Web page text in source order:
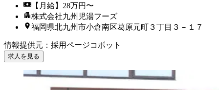
【月給】28万円〜
株式会社九州児湯フーズ
福岡県北九州市小倉南区葛原元町３丁目３－１７
情報提供元 ： 採用ページコボット
求人を見る